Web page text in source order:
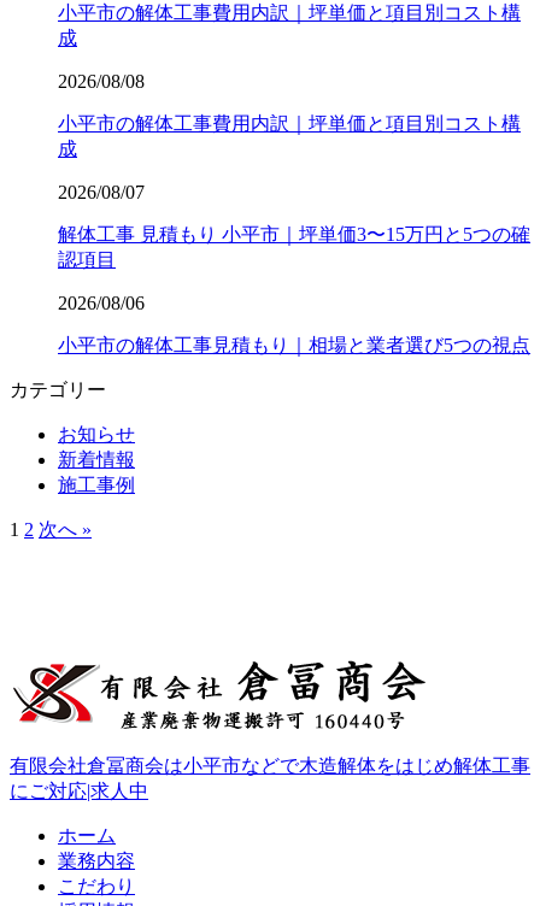
小平市の解体工事費用内訳｜坪単価と項目別コスト構
成
2026/08/08
小平市の解体工事費用内訳｜坪単価と項目別コスト構
成
2026/08/07
解体工事 見積もり 小平市｜坪単価3〜15万円と5つの確
認項目
2026/08/06
小平市の解体工事見積もり｜相場と業者選び5つの視点
カテゴリー
お知らせ
新着情報
施工事例
1 2 次へ »
有限会社倉冨商会は小平市などで木造解体をはじめ解体工事
にご対応|求人中
ホーム
業務内容
こだわり